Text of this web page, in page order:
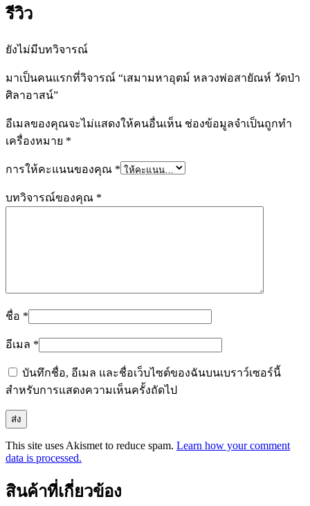
รีวิว
ยังไม่มีบทวิจารณ์
มาเป็นคนแรกที่วิจารณ์ “เสมามหาอุตม์ หลวงพ่อสายัณห์ วัดป่า
ศิลาอาสน์”
อีเมลของคุณจะไม่แสดงให้คนอื่นเห็น ช่องข้อมูลจำเป็นถูกทำ
เครื่องหมาย *
การให้คะแนนของคุณ *
บทวิจารณ์ของคุณ *
ชื่อ *
อีเมล *
บันทึกชื่อ, อีเมล และชื่อเว็บไซต์ของฉันบนเบราว์เซอร์นี้
สำหรับการแสดงความเห็นครั้งถัดไป
This site uses Akismet to reduce spam. Learn how your comment
data is processed.
สินค้าที่เกี่ยวข้อง